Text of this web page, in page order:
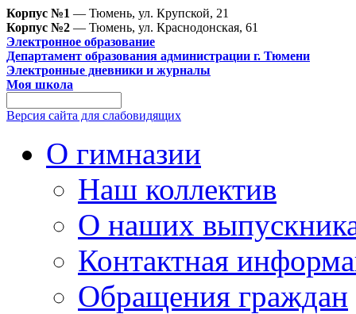
Корпус №1 — Тюмень, ул. Крупской, 21
Корпус №2 — Тюмень, ул. Краснодонская, 61
Электронное образование
Департамент образования администрации г. Тюмени
Электронные дневники и журналы
Моя школа
Версия сайта для слабовидящих
О гимназии
Наш коллектив
О наших
Контактная
Обращения граждан